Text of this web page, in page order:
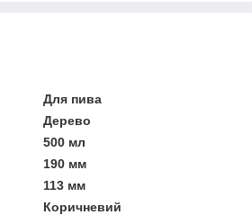
Для пива
Дерево
500 мл
190 мм
113 мм
Коричневий